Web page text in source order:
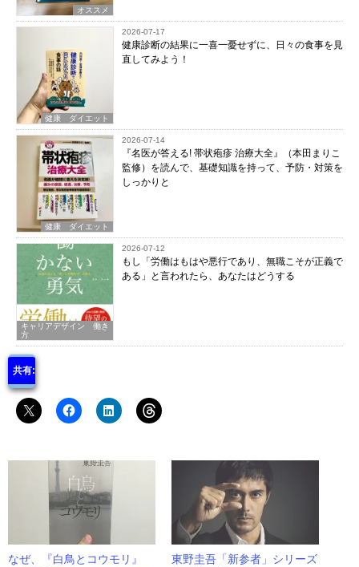
オススメ
健康 ダイエット
2026-07-17
健康診断の結果に一喜一憂せずに、日々の食事を見
直してみよう！
健康 ダイエット
2026-07-14
『名医が答える! 帯状疱疹 治療大全』（本田まりこ
監修）を読んで、基礎知識を持って、予防・対策を
しっかりと
キャリアデザイン 働き
方
2026-07-12
もし「労働はもはや悪行であり、無職こそが正義で
ある」と言われたら、あなたはどうする
共有:
なぜ、『白鳥とコウモリ』
東野圭吾「新参者」シリーズ